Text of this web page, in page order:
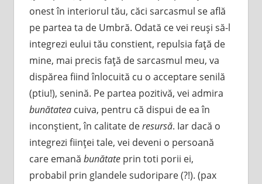
onest în interiorul tău, căci sarcasmul se află
pe partea ta de Umbră. Odată ce vei reuşi să-l
integrezi eului tău constient, repulsia faţă de
mine, mai precis faţă de sarcasmul meu, va
dispărea fiind înlocuită cu o acceptare senilă
(ptiu!), senină. Pe partea pozitivă, vei admira
bunătateacuiva, pentru că dispui de ea în
inconştient, în calitate deresursă. Iar dacă o
integrezi fiinţei tale, vei deveni o persoană
care emană bunătateprin toti porii ei,
probabil prin glandele sudoripare (?!). (pax